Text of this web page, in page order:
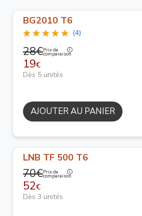
BG2010 T6
(4)
28€Prix de
comparaison
19€
Dès 5 unités
AJOUTER AU PANIER
LNB TF 500 T6
70€Prix de
comparaison
52€
Dès 3 unités